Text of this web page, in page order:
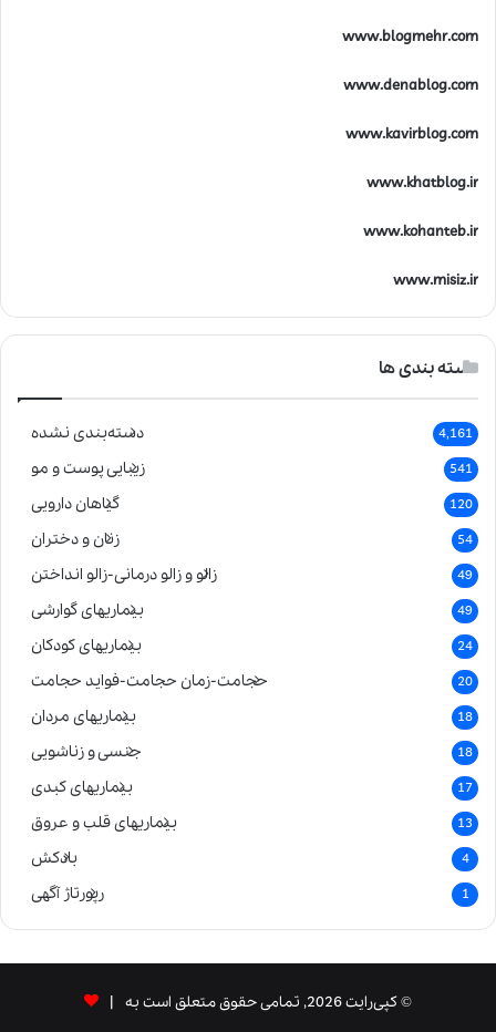
www.blogmehr.com
www.denablog.com
www.kavirblog.com
www.khatblog.ir
www.kohanteb.ir
www.misiz.ir
دسته بندی ها
دسته‌بندی نشده 4,161
زیبایی پوست و مو 541
گیاهان دارویی 120
زنان و دختران 54
زالو و زالو درمانی-زالو انداختن 49
بیماریهای گوارشی 49
بیماریهای کودکان 24
حجامت-زمان حجامت-فواید حجامت 20
بیماریهای مردان 18
جنسی و زناشویی 18
بیماریهای کبدی 17
بیماریهای قلب و عروق 13
بادکش 4
رپورتاژ آگهی 1
© کپی‌رایت 2026, تمامی حقوق متعلق است به |